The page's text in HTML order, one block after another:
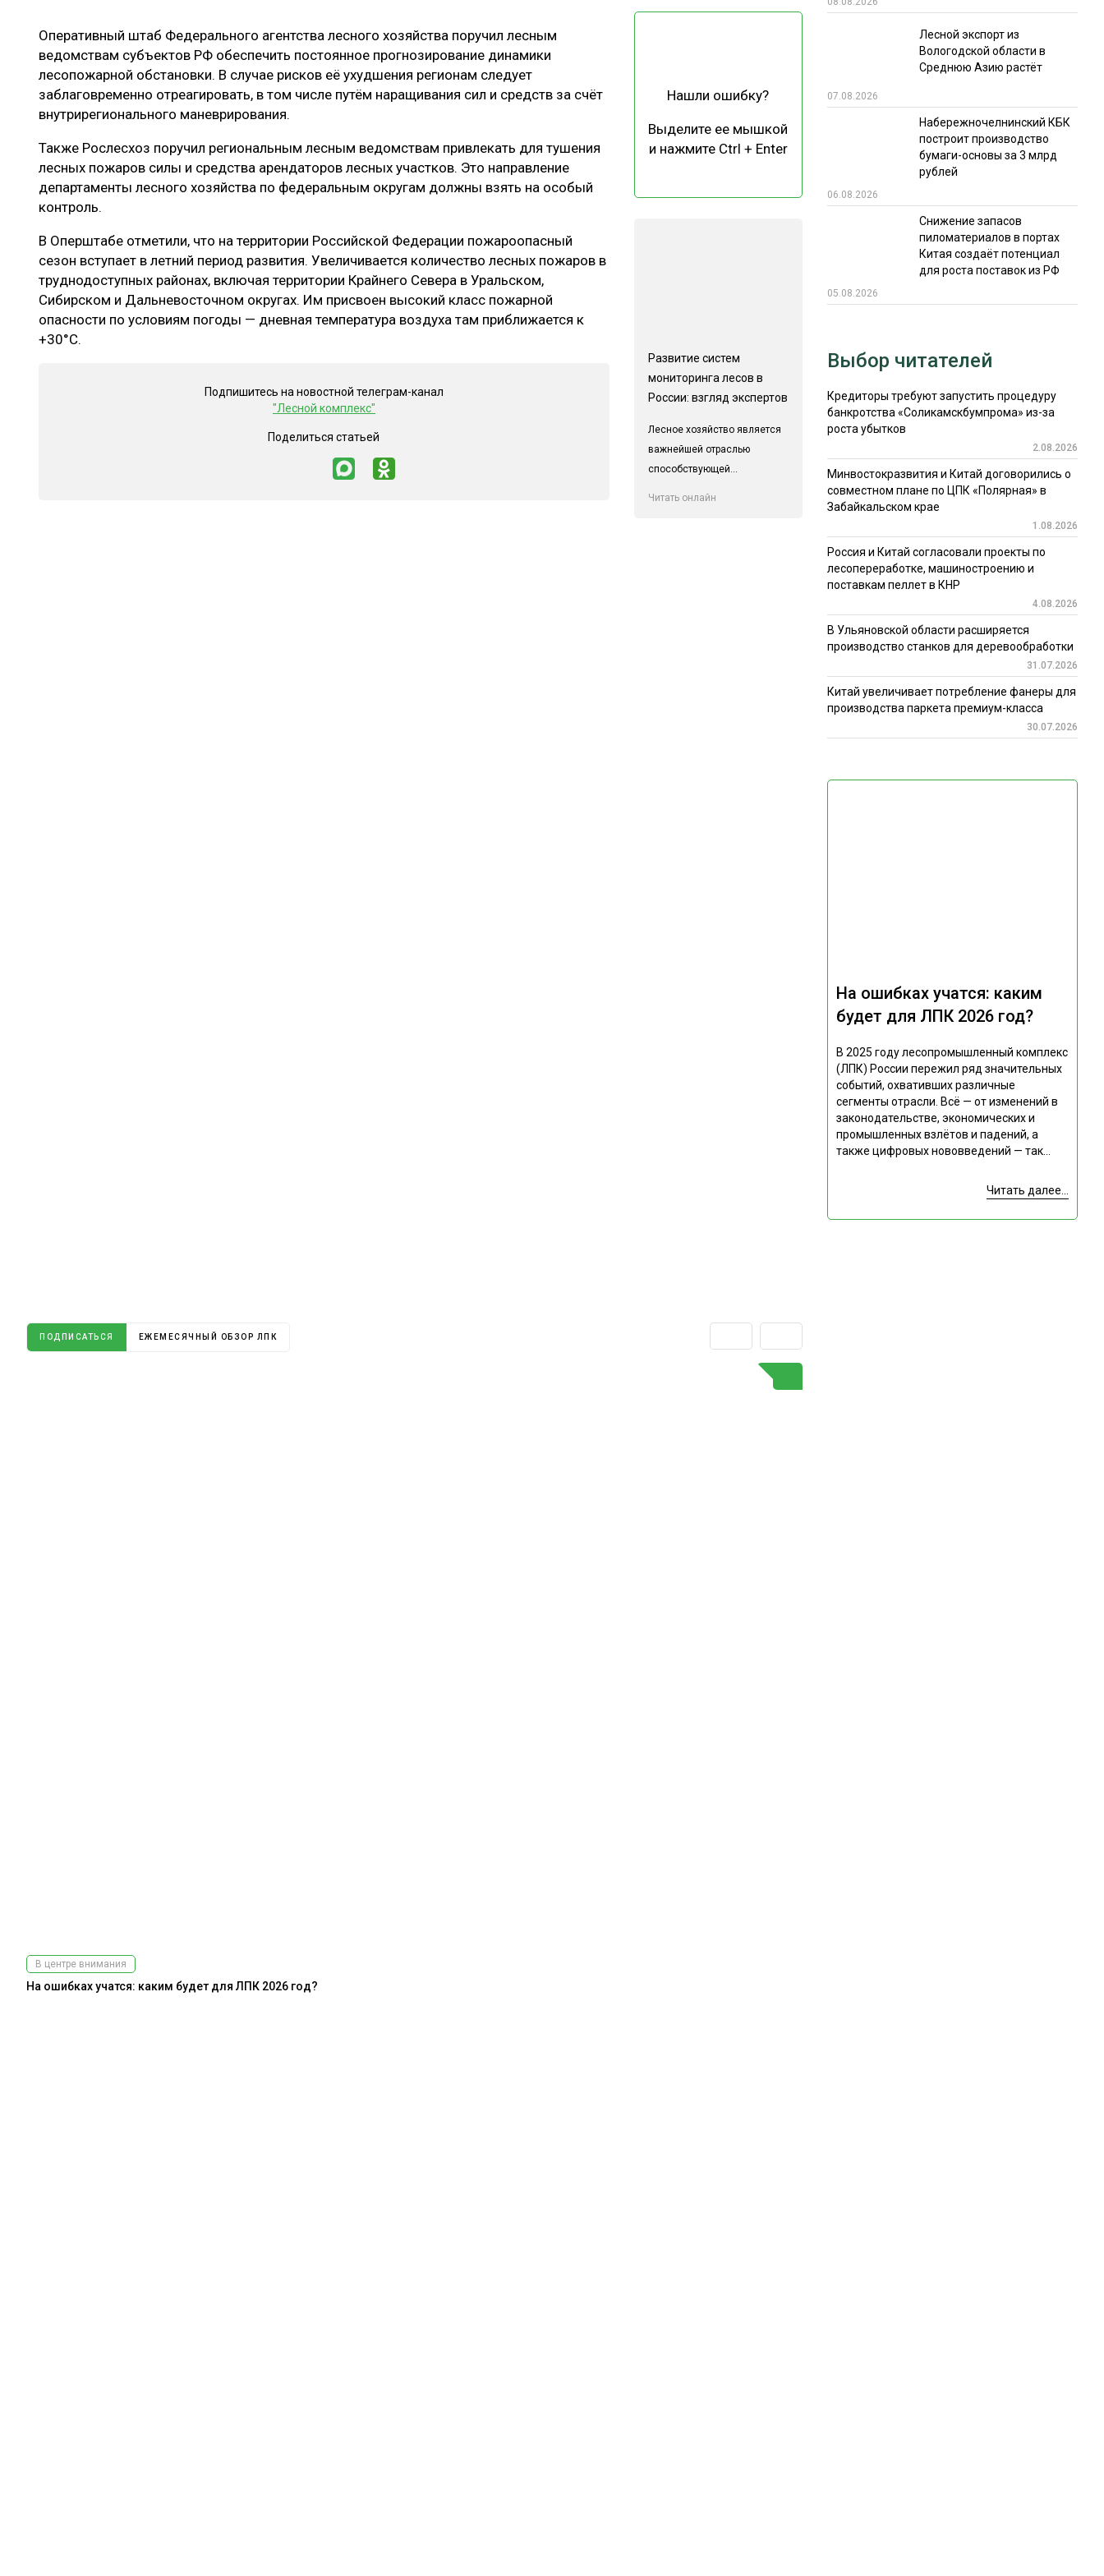
ЛОГИСТИКА
ПРОИЗВОДСТВО ДРЕВЕСНЫХ ПЛИТ
ЦБП
МЕБЕЛЬНОЕ ПРОИЗВОДСТВО ТЕХНОЛОГИИ
ЭКСПЕРТНОЕ МНЕНИЕ
КАЛЕНДАРЬ ВЫСТАВОК ИТОГИ МЕРОПРИЯТИЙ
Оперативный штаб Федерального агентства лесного хозяйства поручил лесным
ведомствам субъектов РФ обеспечить постоянное прогнозирование динамики
лесопожарной обстановки. В случае рисков её ухудшения регионам следует
заблаговременно отреагировать, в том числе путём наращивания сил и средств за счёт
внутрирегионального маневрирования.
Также Рослесхоз поручил региональным лесным ведомствам привлекать для тушения
лесных пожаров силы и средства арендаторов лесных участков. Это направление
департаменты лесного хозяйства по федеральным округам должны взять на особый
контроль.
В Оперштабе отметили, что на территории Российской Федерации пожароопасный
сезон вступает в летний период развития. Увеличивается количество лесных пожаров в
труднодоступных районах, включая территории Крайнего Севера в Уральском,
Сибирском и Дальневосточном округах. Им присвоен высокий класс пожарной
опасности по условиям погоды — дневная температура воздуха там приближается к
+30°С.
Подпишитесь на новостной телеграм-канал
"Лесной комплекс"
Поделиться статьей
Нашли ошибку?
Выделите ее мышкой
и нажмите Ctrl + Enter
Развитие систем
мониторинга лесов в
России: взгляд экспертов
Лесное хозяйство является
важнейшей отраслью
способствующей...
Читать онлайн
Лесной экспорт из
Вологодской области в
Среднюю Азию растёт
07.08.2026
Набережночелнинский КБК
построит производство
бумаги-основы за 3 млрд
рублей
06.08.2026
Снижение запасов
пиломатериалов в портах
Китая создаёт потенциал
для роста поставок из РФ
05.08.2026
На ошибках учатся: каким
будет для ЛПК 2026 год?
В 2025 году лесопромышленный комплекс
(ЛПК) России пережил ряд значительных
событий, охвативших различные
сегменты отрасли. Всё — от изменений в
законодательстве, экономических и
промышленных взлётов и падений, а
также цифровых нововведений — так...
Читать далее...
ПОДПИСАТЬСЯ ЕЖЕМЕСЯЧНЫЙ ОБЗОР ЛПК
В центре внимания
На ошибках учатся: каким будет для ЛПК 2026 год?
Выбор читателей
Кредиторы требуют запустить процедуру
банкротства «Соликамскбумпрома» из-за
роста убытков
2.08.2026
Минвостокразвития и Китай договорились о
совместном плане по ЦПК «Полярная» в
Забайкальском крае
1.08.2026
Россия и Китай согласовали проекты по
лесопереработке, машиностроению и
поставкам пеллет в КНР
4.08.2026
В Ульяновской области расширяется
производство станков для деревообработки
31.07.2026
Китай увеличивает потребление фанеры для
производства паркета премиум-класса
30.07.2026